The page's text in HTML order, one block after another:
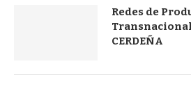
Redes de
CERDEÑA